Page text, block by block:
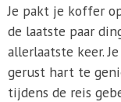
Je pakt je koffer
de laatste paar
allerlaatste keer.
gerust hart te
tijdens de reis